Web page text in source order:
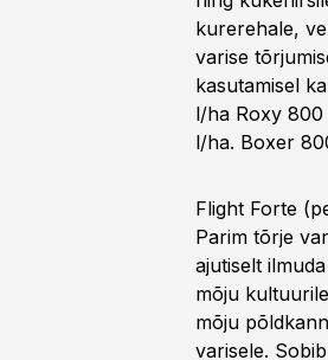
kurerehale,
varise
kasutamisel
l/ha Roxy 800
l/ha. Boxer
Flight Forte
Parim tõrje
ajutiselt
mõju
mõju
varisele.